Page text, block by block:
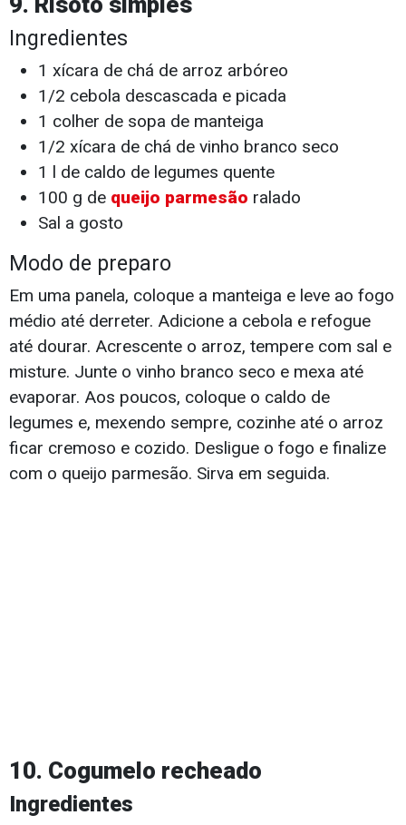
Ingredientes
1 xícara de chá de arroz arbóreo
1/2 cebola descascada e picada
1 colher de sopa de manteiga
1/2 xícara de chá de vinho branco seco
1 l de caldo de legumes quente
100 g de queijo parmesão ralado
Sal a gosto
Modo de preparo
Em uma panela, coloque a manteiga e leve ao fogo
médio até derreter. Adicione a cebola e refogue
até dourar. Acrescente o arroz, tempere com sal e
misture. Junte o vinho branco seco e mexa até
evaporar. Aos poucos, coloque o caldo de
legumes e, mexendo sempre, cozinhe até o arroz
ficar cremoso e cozido. Desligue o fogo e finalize
com o queijo parmesão. Sirva em seguida.
10. Cogumelo recheado
Ingredientes